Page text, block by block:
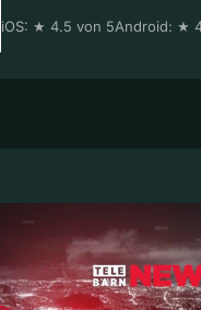
iOS: ★ 4.5 von 5Android: ★